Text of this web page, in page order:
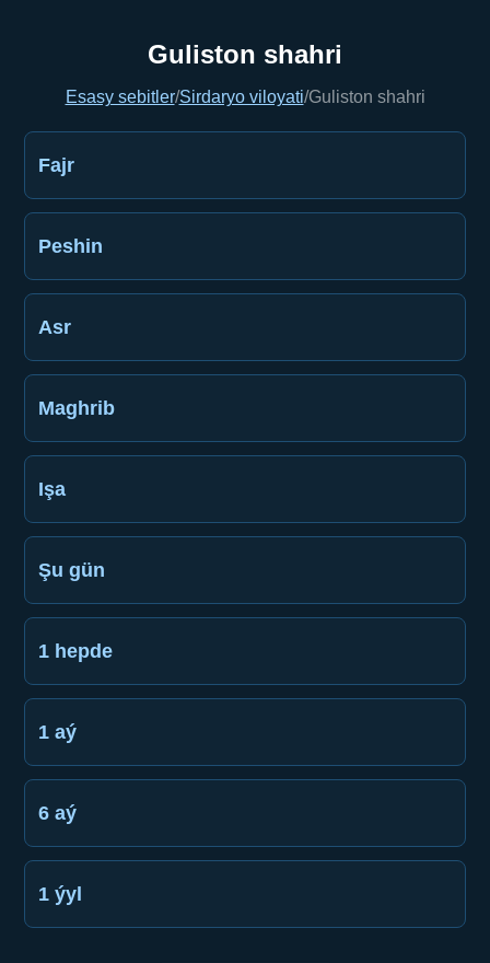
Guliston shahri
Esasy sebitler/Sirdaryo viloyati/Guliston shahri
Fajr
Peshin
Asr
Maghrib
Işa
Şu gün
1 hepde
1 aý
6 aý
1 ýyl